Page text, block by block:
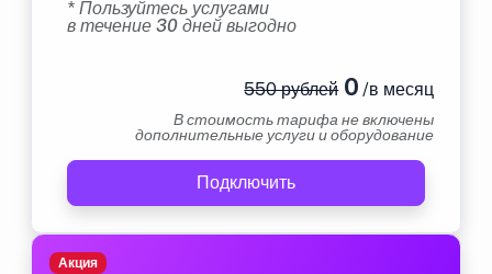
* Пользуйтесь услугами
в течение 30 дней выгодно
550 рублей0 /в месяц
В стоимость тарифа не включены
дополнительные услуги и оборудование
Подключить
Акция